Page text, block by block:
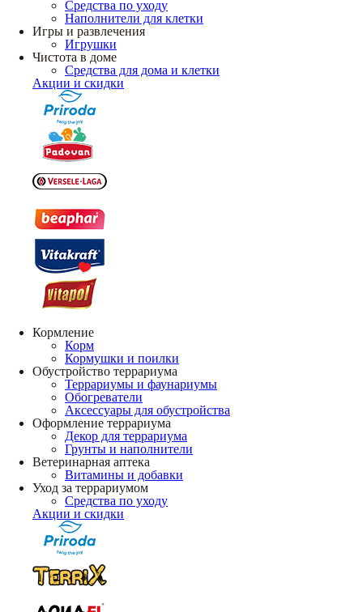
Средства по уходу
Наполнители для клетки
Игры и развлечения
Игрушки
Чистота в доме
Средства для дома и клетки
Акции и скидки
Кормление
Корм
Кормушки и поилки
Обустройство террариума
Террариумы и фаунариумы
Обогреватели
Аксессуары для обустройства
Оформление террариума
Декор для террариума
Грунты и наполнители
Ветеринарная аптека
Витамины и добавки
Уход за террариумом
Средства по уходу
Акции и скидки